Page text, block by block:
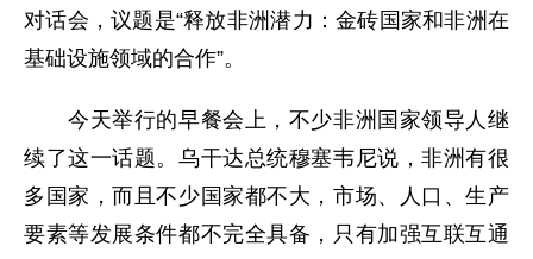
对话会，议题是“释放非洲潜力：金砖国家和非洲在
基础设施领域的合作”。
今天举行的早餐会上，不少非洲国家领导人继
续了这一话题。乌干达总统穆塞韦尼说，非洲有很
多国家，而且不少国家都不大，市场、人口、生产
要素等发展条件都不完全具备，只有加强互联互通